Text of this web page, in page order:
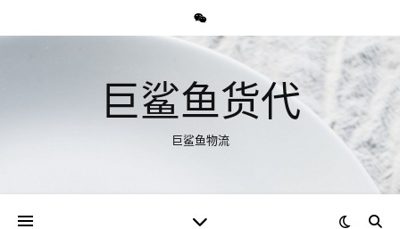
巨鲨鱼货代
巨鲨鱼物流